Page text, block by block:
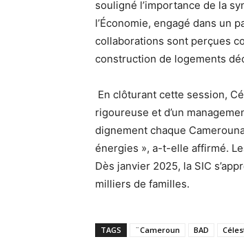
souligné l’importance de la
l’Économie, engagé dans un
collaborations sont perçues
construction de logements
En clôturant cette session,
rigoureuse et d’un
dignement chaque
énergies », a-t-elle affirmé.
Dès janvier 2025, la SIC
milliers de familles.
TAGS ¨Cameroun BAD